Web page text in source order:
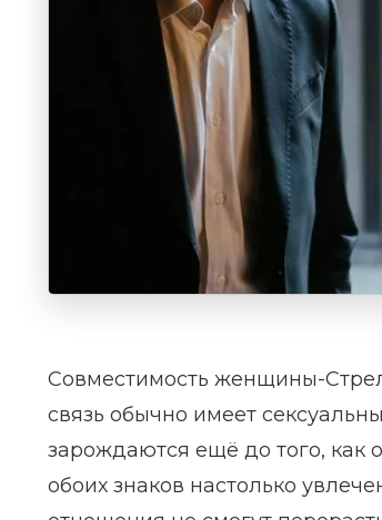
Совместимость женщины-
связь обычно имеет
зарождаются ещё до того, как
обоих знаков настолько